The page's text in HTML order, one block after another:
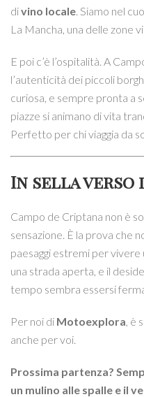
divino locale. Siamo nel
La Mancha, una delle zone
E poi c’è l’ospitalità. A
l’autenticità dei piccoli
curiosa, e sempre pronta a
piazze si animano di vita
Perfetto per chi viaggia da
In sella verso
Campo de Criptana non è
sensazione. È la prova che
paesaggi estremi per vivere
una strada aperta, e il
tempo sembra essersi
Per noi di Motoexplora, è
anche per voi.
Prossima partenza?
un mulino alle spalle e il